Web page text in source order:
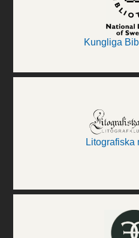
Kungliga
Litografiska